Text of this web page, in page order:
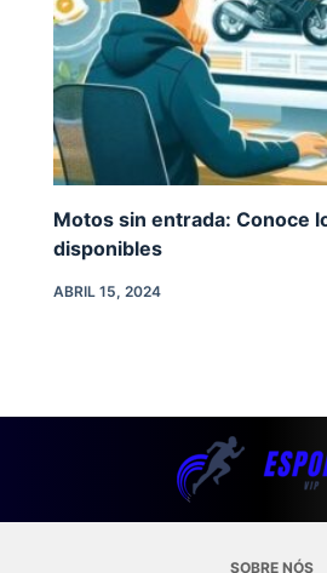
Motos sin entrada: Conoce
disponibles
ABRIL 15, 2024
SOBRE NÓS